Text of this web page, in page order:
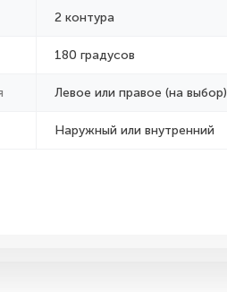
2 контура
180 градусов
Левое или правое (на выбор)
Наружный или внутренний